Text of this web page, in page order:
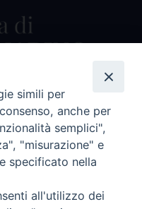
(RN)
simili per
anche per
semplici",
"misurazione" e
specificato nella
all'utilizzo dei